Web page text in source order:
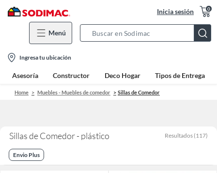
Inicia sesión 0
Menú
Bar
location-
icon
Ingresa tu ubicación
Asesoría Constructor Deco Hogar Tipos de Entrega
Home Muebles - Muebles de comedor Sillas de Comedor
Sillas de Comedor - plástico Resultados (117)
Envio Plus